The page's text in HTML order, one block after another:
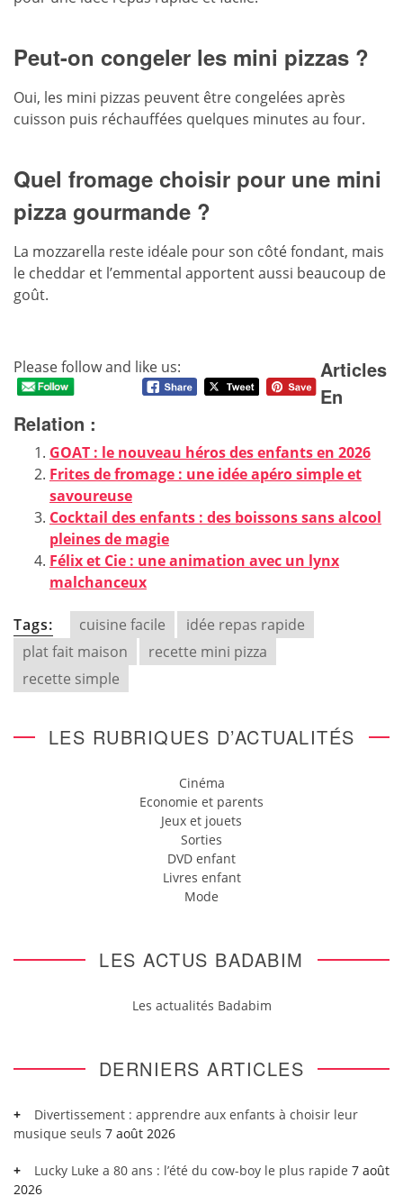
Peut-on congeler les mini pizzas ?
Oui, les mini pizzas peuvent être congelées après
cuisson puis réchauffées quelques minutes au four.
Quel fromage choisir pour une mini
pizza gourmande ?
La mozzarella reste idéale pour son côté fondant, mais
le cheddar et l’emmental apportent aussi beaucoup de
goût.
Please follow and like us:
Articles
En
Relation :
GOAT : le nouveau héros des enfants en 2026
Frites de fromage : une idée apéro simple et
savoureuse
Cocktail des enfants : des boissons sans alcool
pleines de magie
Félix et Cie : une animation avec un lynx
malchanceux
Tags: cuisine facile
idée repas rapide
plat fait maison
recette mini pizza
recette simple
LES RUBRIQUES D’ACTUALITÉS
Cinéma
Economie et parents
Jeux et jouets
Sorties
DVD enfant
Livres enfant
Mode
LES ACTUS BADABIM
Les actualités Badabim
DERNIERS ARTICLES
Divertissement : apprendre aux enfants à choisir leur
musique seuls 7 août 2026
Lucky Luke a 80 ans : l’été du cow-boy le plus rapide 7 août
2026